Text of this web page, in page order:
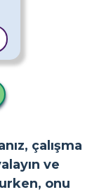
çalışma
ve
onu